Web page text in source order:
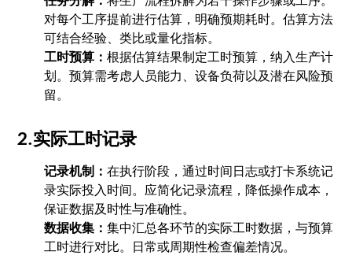
对每个工序提前进行估算，明确预期耗时。估算方法
可结合经验、类比或量化指标。
工时预算：根据估算结果制定工时预算，纳入生产计
划。预算需考虑人员能力、设备负荷以及潜在风险预
留。
2.实际工时记录
记录机制：在执行阶段，通过时间日志或打卡系统记
录实际投入时间。应简化记录流程，降低操作成本，
保证数据及时性与准确性。
数据收集：集中汇总各环节的实际工时数据，与预算
工时进行对比。日常或周期性检查偏差情况。